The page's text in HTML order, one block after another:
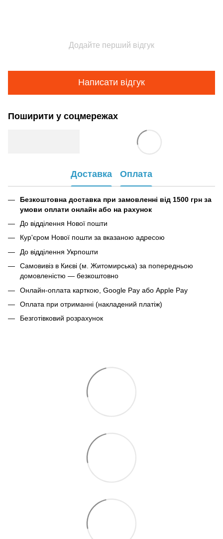
Додайте перший відгук
Написати відгук
Поширити у соцмережах
Доставка Оплата
Безкоштовна доставка при замовленні від 1500 грн за
умови оплати онлайн або на рахунок
До відділення Нової пошти
Кур'єром Нової пошти за вказаною адресою
До відділення Укрпошти
Самовивіз в Києві (м. Житомирська) за попередньою
домовленістю — безкоштовно
Онлайн-оплата карткою, Google Pay або Apple Pay
Оплата при отриманні (накладений платіж)
Безготівковий розрахунок